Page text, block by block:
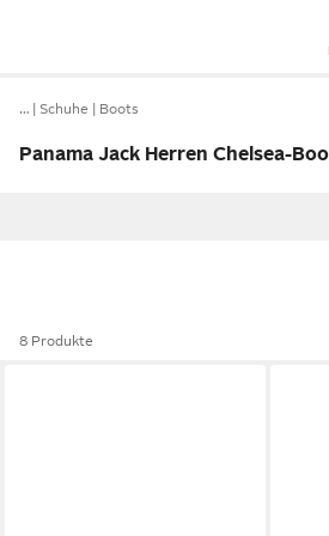
… Schuhe Boots
Panama Jack Herren Chelsea-
8 Produkte